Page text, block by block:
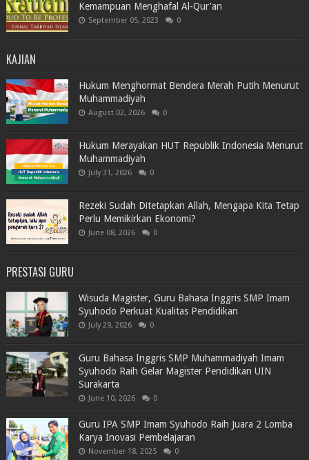
Kemampuan Menghafal Al-Qur'an
September 05, 2023 0
KAJIAN
Hukum Menghormat Bendera Merah Putih Menurut
Muhammadiyah
August 02, 2026 0
Hukum Merayakan HUT Republik Indonesia Menurut
Muhammadiyah
July 31, 2026 0
Rezeki Sudah Ditetapkan Allah, Mengapa Kita Tetap
Perlu Memikirkan Ekonomi?
June 08, 2026 0
PRESTASI GURU
Wisuda Magister, Guru Bahasa Inggris SMP Imam
Syuhodo Perkuat Kualitas Pendidikan
July 29, 2026 0
Guru Bahasa Inggris SMP Muhammadiyah Imam
Syuhodo Raih Gelar Magister Pendidikan UIN
Surakarta
June 10, 2026 0
Guru IPA SMP Imam Syuhodo Raih Juara 2 Lomba
Karya Inovasi Pembelajaran
November 18, 2025 0